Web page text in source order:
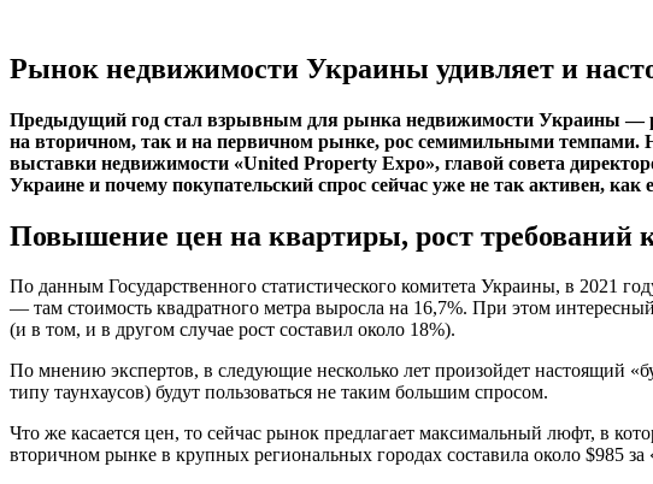
Рынок недвижимости Украины удивляет и
Предыдущий год стал взрывным для рынка недвижимости Украины —
на вторичном, так и на первичном рынке, рос семимильными темпами.
выставки недвижимости «United Property Expo», главой совета
Украине и почему покупательский спрос сейчас уже не так активен, как
Повышение цен на квартиры, рост требований
По данным Государственного статистического комитета Украины, в 2021
— там стоимость квадратного метра выросла на 16,7%. При этом
(и в том, и в другом случае рост составил около 18%).
По мнению экспертов, в следующие несколько лет произойдет настоящий
типу таунхаусов) будут пользоваться не таким большим спросом.
Что же касается цен, то сейчас рынок предлагает максимальный люфт, в
вторичном рынке в крупных региональных городах составила около $985